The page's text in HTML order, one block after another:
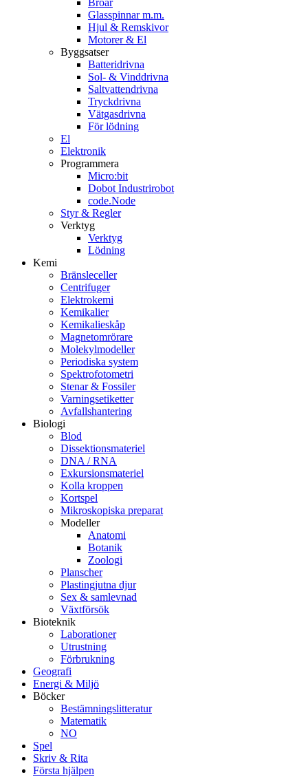
Glasspinnar m.m.
Hjul & Remskivor
Motorer & El
Byggsatser
Batteridrivna
Sol- & Vinddrivna
Saltvattendrivna
Tryckdrivna
Vätgasdrivna
För lödning
El
Elektronik
Programmera
Micro:bit
Dobot Industrirobot
code.Node
Styr & Regler
Verktyg
Verktyg
Lödning
Kemi
Bränsleceller
Centrifuger
Elektrokemi
Kemikalier
Kemikalieskåp
Magnetomrörare
Molekylmodeller
Periodiska system
Spektrofotometri
Stenar & Fossiler
Varningsetiketter
Avfallshantering
Biologi
Blod
Dissektionsmateriel
DNA / RNA
Exkursionsmateriel
Kolla kroppen
Kortspel
Mikroskopiska preparat
Modeller
Anatomi
Botanik
Zoologi
Planscher
Plastingjutna djur
Sex & samlevnad
Växtförsök
Bioteknik
Laborationer
Utrustning
Förbrukning
Geografi
Energi & Miljö
Böcker
Bestämningslitteratur
Matematik
NO
Spel
Skriv & Rita
Första hjälpen